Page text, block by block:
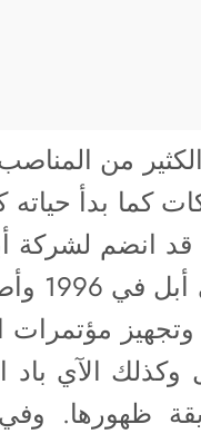
كما بدأ
وتجهيز
وكذلك الآي
ظهورها.